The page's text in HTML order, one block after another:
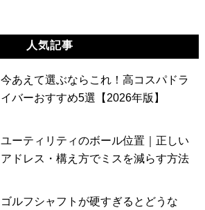
人気記事
今あえて選ぶならこれ！高コスパドラ
イバーおすすめ5選【2026年版】
ユーティリティのボール位置｜正しい
アドレス・構え方でミスを減らす方法
ゴルフシャフトが硬すぎるとどうな